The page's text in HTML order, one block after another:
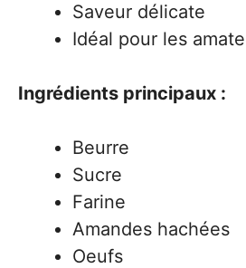
Saveur délicate
Idéal pour les
Ingrédients principaux :
Beurre
Sucre
Farine
Amandes hachées
Oeufs